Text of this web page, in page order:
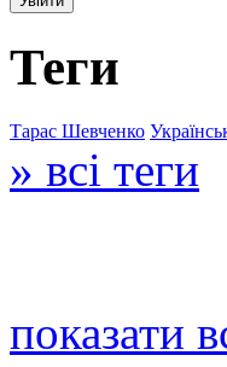
Теги
Тарас Шевченко
» всі теги
показати